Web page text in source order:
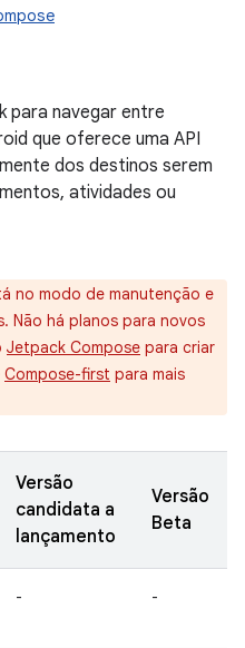
para navegar entre
que oferece uma API
dos destinos serem
atividades ou
no modo de manutenção e
Não há planos para novos
Jetpack Compose para criar
Compose-first para mais
Versão
candidata a
lançamento
Versão
Beta
- -